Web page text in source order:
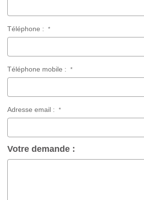
Téléphone : *
Téléphone mobile : *
Adresse email : *
Votre demande :